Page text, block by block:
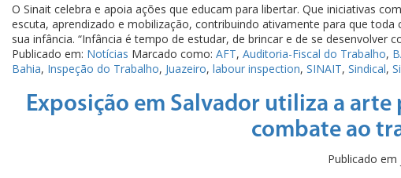
O Sinait celebra e apoia ações que educam para libertar. Que iniciativas
escuta, aprendizado e mobilização, contribuindo ativamente para que
sua infância. “Infância é tempo de estudar, de brincar e de se desenvolver
Publicado em: Notícias Marcado como: AFT, Auditoria-Fiscal do Trabalho,
Bahia, Inspeção do Trabalho, Juazeiro, labour inspection, SINAIT, Sindical,
Exposição em Salvador utiliza a
combate ao
Publicado em